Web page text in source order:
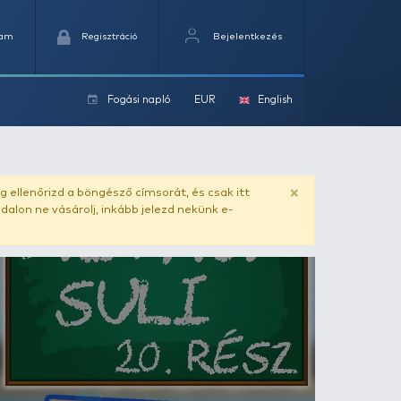
Kedvencek Kosaram
Fogási
. Vásárlás előtt mindig ellenőrizd a böngésző
csaló másolat - ilyen oldalon ne vásárolj, inkább